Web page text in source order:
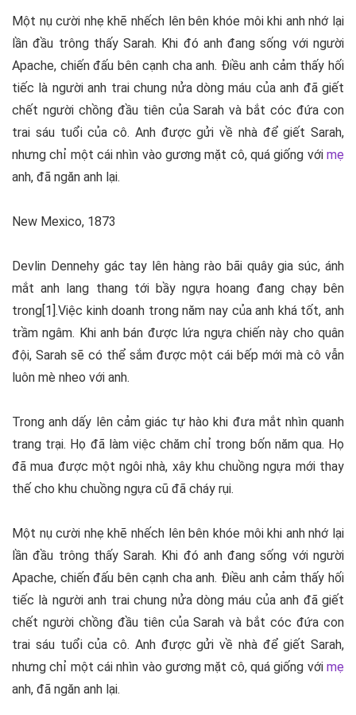
Một nụ cười nhẹ khẽ nhếch lên bên khóe môi khi anh nhớ lại
lần đầu trông thấy Sarah. Khi đó anh đang sống với người
Apache, chiến đấu bên cạnh cha anh. Điều anh cảm thấy hối
tiếc là người anh trai chung nửa dòng máu của anh đã giết
chết người chồng đầu tiên của Sarah và bắt cóc đứa con
trai sáu tuổi của cô. Anh được gửi về nhà để giết Sarah,
nhưng chỉ một cái nhìn vào gương mặt cô, quá giống với mẹ
anh, đã ngăn anh lại.
New Mexico, 1873
Devlin Dennehy gác tay lên hàng rào bãi quây gia súc, ánh
mắt anh lang thang tới bầy ngựa hoang đang chạy bên
trong[1].Việc kinh doanh trong năm nay của anh khá tốt, anh
trầm ngâm. Khi anh bán được lứa ngựa chiến này cho quân
đội, Sarah sẽ có thể sắm được một cái bếp mới mà cô vẫn
luôn mè nheo với anh.
Trong anh dấy lên cảm giác tự hào khi đưa mắt nhìn quanh
trang trại. Họ đã làm việc chăm chỉ trong bốn năm qua. Họ
đã mua được một ngôi nhà, xây khu chuồng ngựa mới thay
thế cho khu chuồng ngựa cũ đã cháy rụi.
Một nụ cười nhẹ khẽ nhếch lên bên khóe môi khi anh nhớ lại
lần đầu trông thấy Sarah. Khi đó anh đang sống với người
Apache, chiến đấu bên cạnh cha anh. Điều anh cảm thấy hối
tiếc là người anh trai chung nửa dòng máu của anh đã giết
chết người chồng đầu tiên của Sarah và bắt cóc đứa con
trai sáu tuổi của cô. Anh được gửi về nhà để giết Sarah,
nhưng chỉ một cái nhìn vào gương mặt cô, quá giống với mẹ
anh, đã ngăn anh lại.